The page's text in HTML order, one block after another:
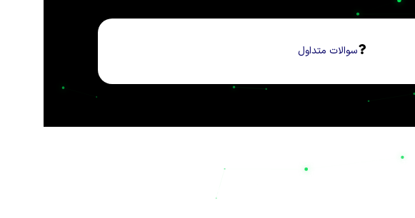
سوالات متداول
تجاری و حتی خانگی است. شرکت
با شعار «پایدار در شرایط بحرانی، تخصص در صنایع استراتژیک» در کنار
«خاموشی هرگز»